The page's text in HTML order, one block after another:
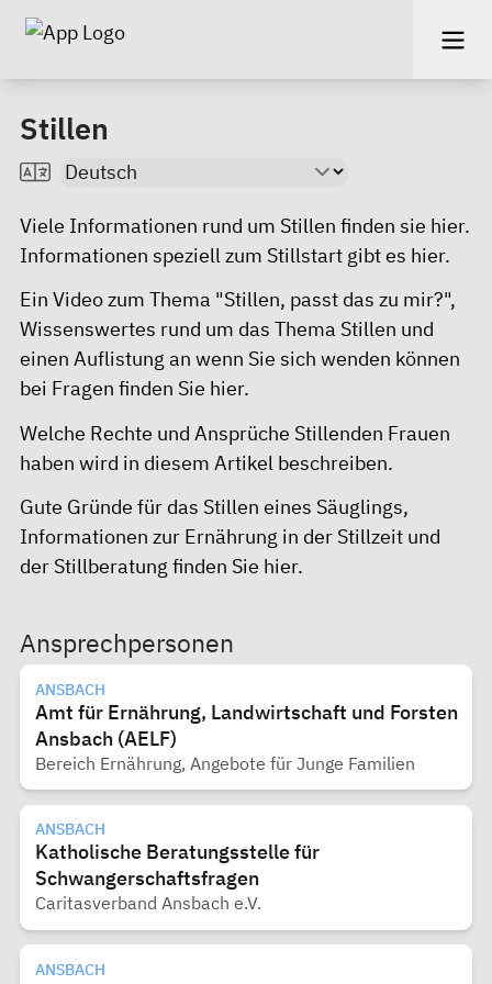
Stillen
Viele Informationen rund um Stillen finden sie hier.
Informationen speziell zum Stillstart gibt es hier.
Ein Video zum Thema "Stillen, passt das zu mir?",
Wissenswertes rund um das Thema Stillen und
einen Auflistung an wenn Sie sich wenden können
bei Fragen finden Sie hier.
Welche Rechte und Ansprüche Stillenden Frauen
haben wird in diesem Artikel beschreiben.
Gute Gründe für das Stillen eines Säuglings,
Informationen zur Ernährung in der Stillzeit und
der Stillberatung finden Sie hier.
Ansprechpersonen
ANSBACH
Amt für Ernährung, Landwirtschaft und Forsten
Ansbach (AELF)
Bereich Ernährung, Angebote für Junge Familien
ANSBACH
Katholische Beratungsstelle für
Schwangerschaftsfragen
Caritasverband Ansbach e.V.
ANSBACH